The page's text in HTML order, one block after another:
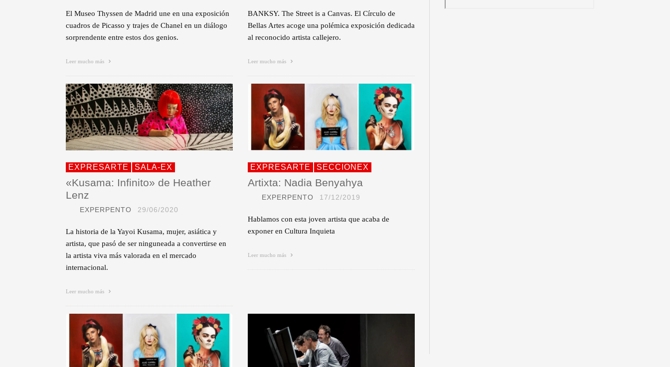
El Museo Thyssen de Madrid une en una exposición
cuadros de Picasso y trajes de Chanel en un diálogo
sorprendente entre estos dos genios.
Leer mucho más
BANKSY. The Street is a Canvas. El Círculo de
Bellas Artes acoge una polémica exposición dedicada
al reconocido artista callejero.
Leer mucho más
EXPRESARTE SALA-EX
«Kusama: Infinito» de Heather
Lenz
EXPERPENTO 29/06/2020
La historia de la Yayoi Kusama, mujer, asiática y
artista, que pasó de ser ninguneada a convertirse en
la artista viva más valorada en el mercado
internacional.
Leer mucho más
EXPRESARTE SECCIONEX
Artixta: Nadia Benyahya
EXPERPENTO 17/12/2019
Hablamos con esta joven artista que acaba de
exponer en Cultura Inquieta
Leer mucho más